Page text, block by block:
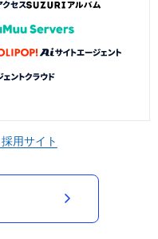
採用サイト